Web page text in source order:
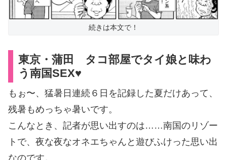
続きは本文で！
東京・蒲田 タコ部屋でタイ娘と 味わ
う南国SEX♥
もぉ〜、猛暑日連続６日を記録した夏だけあって、
残暑もめっちゃ暑いです。
こんなとき、記者が思い出すのは……南国のリゾー
トで、夜な夜なオネエちゃんと遊びふけった思い出